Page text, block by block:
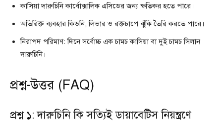
কাসিয়া দারুচিনি কার্বোক্সালিক এসিডের জন্য ক্ষতিকর হতে পারে।
অতিরিক্ত ব্যবহার কিডনি, লিভার ও রক্তচাপে ঝুঁকি তৈরি করতে পারে।
নিরাপদ পরিমাণ: দিনে সর্বোচ্চ এক চামচ কাসিয়া বা দুই চামচ সিলান
দারুচিনি।
প্রশ্ন-উত্তর (FAQ)
প্রশ্ন ১: দারুচিনি কি সত্যিই ডায়াবেটিস নিয়ন্ত্রণে